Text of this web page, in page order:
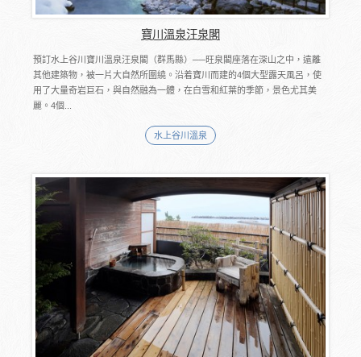
寶川溫泉汪泉閣
預訂水上谷川寶川溫泉汪泉閣（群馬縣）──旺泉閣座落在深山之中，遠離
其他建築物，被一片大自然所圍繞。沿着寶川而建的4個大型露天風呂，使
用了大量奇岩巨石，與自然融為一體，在白雪和紅葉的季節，景色尤其美
麗。4個...
水上谷川溫泉